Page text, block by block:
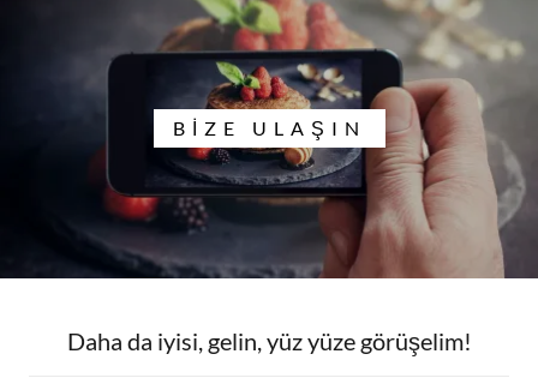
BIZE ULAŞIN
Daha da iyisi, gelin, yüz yüze görüşelim!